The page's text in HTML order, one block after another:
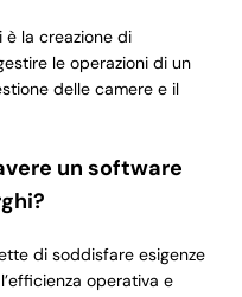
la creazione di
le operazioni di un
delle camere e il
un software
di soddisfare esigenze
operativa e